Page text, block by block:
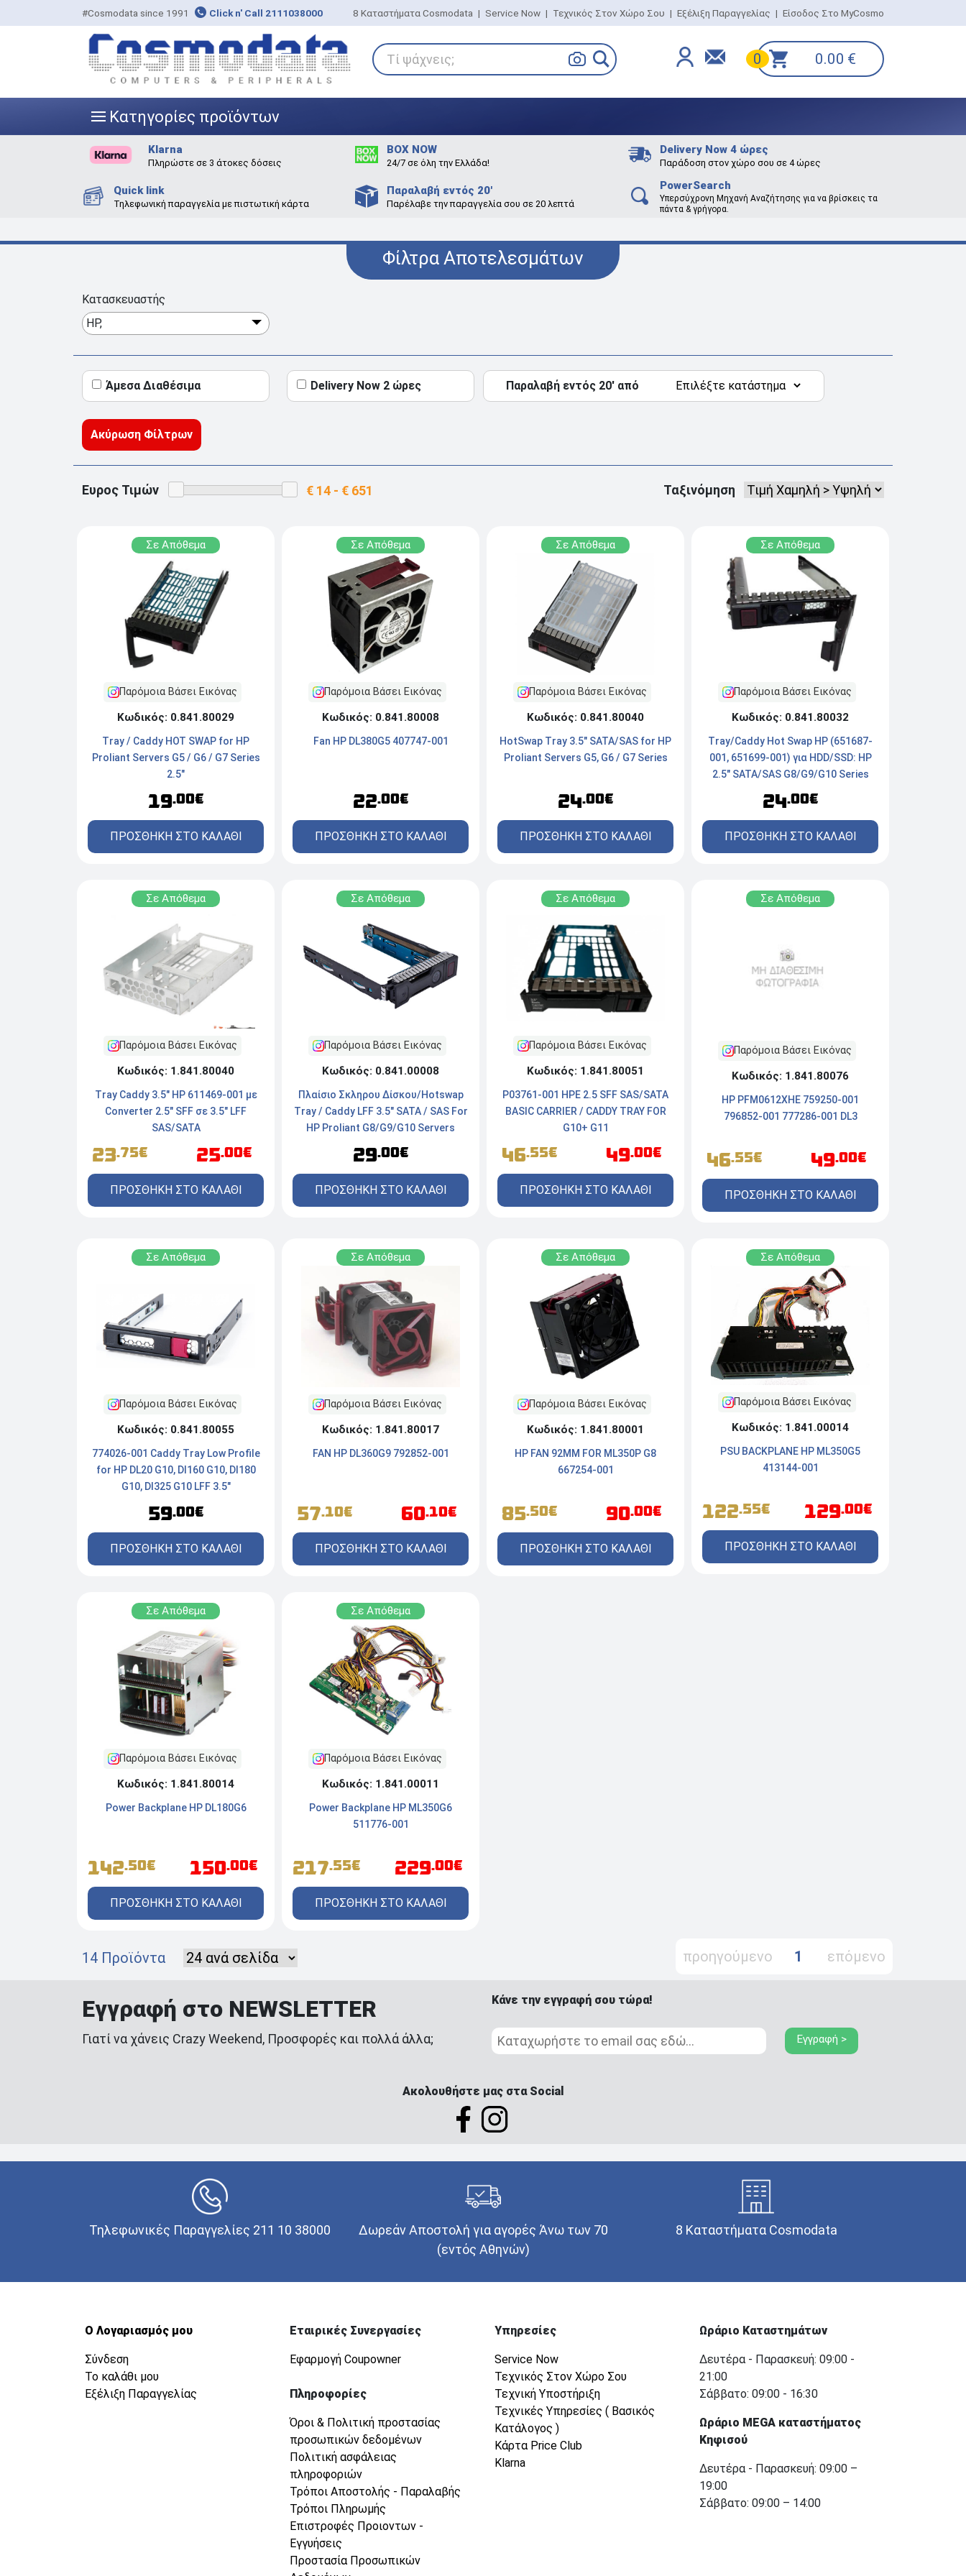
#Cosmodata since 1991 Click n' Call 2111038000 8 Καταστήματα Cosmodata | Service Now | Τεχνικός Στον Χώρο Σου | Εξέλιξη Παραγγελίας | Είσοδος Στο MyCosmo
Τί ψάχνεις; 0 0.00 €
||| Κατηγορίες προϊόντων
Klarna
Πληρώστε σε 3 άτοκες δόσεις
BOX NOW
24/7 σε όλη την Ελλάδα!
Delivery Now 4 ώρες
Παράδοση στον χώρο σου σε 4 ώρες
Quick link
Τηλεφωνική παραγγελία με πιστωτική κάρτα
Παραλαβή εντός 20'
Παρέλαβε την παραγγελία σου σε 20 λεπτά
PowerSearch
Υπερσύχρονη Μηχανή Αναζήτησης για να βρίσκεις τα
πάντα & γρήγορα.
Φίλτρα Αποτελεσμάτων
Κατασκευαστής
HP,
Άμεσα Διαθέσιμα Delivery Now 2 ώρες Παραλαβή εντός 20' από
Ακύρωση Φίλτρων
Ευρος Τιμών Ταξινόμηση
Σε Απόθεμα
Παρόμοια Βάσει Εικόνας
Κωδικός: 0.841.80029
Tray / Caddy HOT SWAP for HP
Proliant Servers G5 / G6 / G7 Series
2.5"
19.00€
ΠΡΟΣΘΗΚΗ ΣΤΟ ΚΑΛΑΘΙ
Σε Απόθεμα
Παρόμοια Βάσει Εικόνας
Κωδικός: 0.841.80008
Fan HP DL380G5 407747-001
22.00€
ΠΡΟΣΘΗΚΗ ΣΤΟ ΚΑΛΑΘΙ
Σε Απόθεμα
Παρόμοια Βάσει Εικόνας
Κωδικός: 0.841.80040
HotSwap Tray 3.5" SATA/SAS for HP
Proliant Servers G5, G6 / G7 Series
24.00€
ΠΡΟΣΘΗΚΗ ΣΤΟ ΚΑΛΑΘΙ
Σε Απόθεμα
Παρόμοια Βάσει Εικόνας
Κωδικός: 0.841.80032
Tray/Caddy Hot Swap HP (651687-
001, 651699-001) για HDD/SSD: HP
2.5" SATA/SAS G8/G9/G10 Series
24.00€
ΠΡΟΣΘΗΚΗ ΣΤΟ ΚΑΛΑΘΙ
Σε Απόθεμα
Παρόμοια Βάσει Εικόνας
Κωδικός: 1.841.80040
Tray Caddy 3.5" HP 611469-001 με
Converter 2.5" SFF σε 3.5" LFF
SAS/SATA
23.75€ 25.00€
ΠΡΟΣΘΗΚΗ ΣΤΟ ΚΑΛΑΘΙ
Σε Απόθεμα
Παρόμοια Βάσει Εικόνας
Κωδικός: 0.841.00008
Πλαίσιο Σκληρου Δίσκου/Hotswap
Tray / Caddy LFF 3.5" SATA / SAS For
HP Proliant G8/G9/G10 Servers
29.00€
ΠΡΟΣΘΗΚΗ ΣΤΟ ΚΑΛΑΘΙ
Σε Απόθεμα
Παρόμοια Βάσει Εικόνας
Κωδικός: 1.841.80051
P03761-001 HPE 2.5 SFF SAS/SATA
BASIC CARRIER / CADDY TRAY FOR
G10+ G11
46.55€ 49.00€
ΠΡΟΣΘΗΚΗ ΣΤΟ ΚΑΛΑΘΙ
Σε Απόθεμα
Παρόμοια Βάσει Εικόνας
Κωδικός: 1.841.80076
HP PFM0612XHE 759250-001
796852-001 777286-001 DL3
46.55€ 49.00€
ΠΡΟΣΘΗΚΗ ΣΤΟ ΚΑΛΑΘΙ
Σε Απόθεμα
Παρόμοια Βάσει Εικόνας
Κωδικός: 0.841.80055
774026-001 Caddy Tray Low Profile
for HP DL20 G10, Dl160 G10, Dl180
G10, Dl325 G10 LFF 3.5"
59.00€
ΠΡΟΣΘΗΚΗ ΣΤΟ ΚΑΛΑΘΙ
Σε Απόθεμα
Παρόμοια Βάσει Εικόνας
Κωδικός: 1.841.80017
FAN HP DL360G9 792852-001
57.10€ 60.10€
ΠΡΟΣΘΗΚΗ ΣΤΟ ΚΑΛΑΘΙ
Σε Απόθεμα
Παρόμοια Βάσει Εικόνας
Κωδικός: 1.841.80001
HP FAN 92MM FOR ML350P G8
667254-001
85.50€ 90.00€
ΠΡΟΣΘΗΚΗ ΣΤΟ ΚΑΛΑΘΙ
Σε Απόθεμα
Παρόμοια Βάσει Εικόνας
Κωδικός: 1.841.00014
PSU BACKPLANE HP ML350G5
413144-001
122.55€ 129.00€
ΠΡΟΣΘΗΚΗ ΣΤΟ ΚΑΛΑΘΙ
Σε Απόθεμα
Παρόμοια Βάσει Εικόνας
Κωδικός: 1.841.80014
Power Backplane HP DL180G6
142.50€ 150.00€
ΠΡΟΣΘΗΚΗ ΣΤΟ ΚΑΛΑΘΙ
Σε Απόθεμα
Παρόμοια Βάσει Εικόνας
Κωδικός: 1.841.00011
Power Backplane HP ML350G6
511776-001
217.55€ 229.00€
ΠΡΟΣΘΗΚΗ ΣΤΟ ΚΑΛΑΘΙ
14 Προϊόντα προηγούμενο 1 επόμενο
Εγγραφή στο NEWSLETTER
Γιατί να χάνεις Crazy Weekend, Προσφορές και πολλά άλλα;
Κάνε την εγγραφή σου τώρα!
Εγγραφή >
Ακολουθήστε μας στα Social
Τηλεφωνικές Παραγγελίες 211 10 38000
Δωρεάν Αποστολή για αγορές Άνω των 70
(εντός Αθηνών)
8 Καταστήματα Cosmodata
Ο Λογαριασμός μου
Σύνδεση
Το καλάθι μου
Εξέλιξη Παραγγελίας
Εταιρικές Συνεργασίες
Εφαρμογή Coupowner
Πληροφορίες
Όροι & Πολιτική προστασίας
προσωπικών δεδομένων
Πολιτική ασφάλειας
πληροφοριών
Τρόποι Αποστολής - Παραλαβής
Τρόποι Πληρωμής
Επιστροφές Προιοντων -
Εγγυήσεις
Προστασία Προσωπικών
Υπηρεσίες
Service Now
Τεχνικός Στον Χώρο Σου
Τεχνική Υποστήριξη
Τεχνικές Υπηρεσίες ( Βασικός
Κατάλογος )
Κάρτα Price Club
Klarna
Ωράριο Καταστημάτων
Δευτέρα - Παρασκευή: 09:00 -
21:00
Σάββατο: 09:00 - 16:30
Ωράριο MEGA καταστήματος
Κηφισού
Δευτέρα - Παρασκευή: 09:00 –
19:00
Σάββατο: 09:00 – 14:00